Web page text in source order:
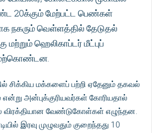
20க்கும் மேற்பட்ட பெண்கள்
நகரும் வெள்ளத்தில் தேடுதல்
மற்றும் ஹெலிகாப்டர் மீட்புப்
மக்களைப் பற்றி ஏதேனும் தகவல்
அன்புக்குரியவர்கள் கோரியதால்
விரக்தியான வேண்டுகோள்கள் எழுந்தன.
இரவு முழுவதும் குறைந்தது 10